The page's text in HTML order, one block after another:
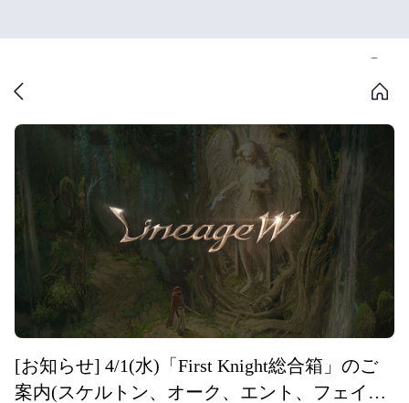
[お知らせ] 4/1(水)「First Knight総合箱」のご
案内(スケルトン、オーク、エント、フェイラ